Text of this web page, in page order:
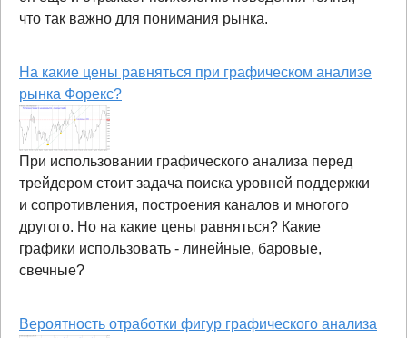
что так важно для понимания рынка.
На какие цены равняться при графическом анализе
рынка Форекс?
При использовании графического анализа перед
трейдером стоит задача поиска уровней поддержки
и сопротивления, построения каналов и многого
другого. Но на какие цены равняться? Какие
графики использовать - линейные, баровые,
свечные?
Вероятность отработки фигур графического анализа